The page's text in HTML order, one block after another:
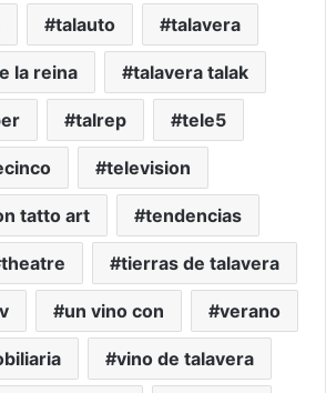
talauto talavera
la reina talavera talak
talrep tele5
television
tatto art tendencias
theatre tierras de talavera
un vino con verano
vino de talavera